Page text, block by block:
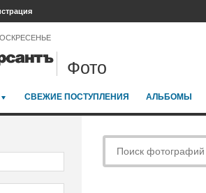
Фото
СВЕЖИЕ ПОСТУПЛЕНИЯ АЛЬБОМЫ